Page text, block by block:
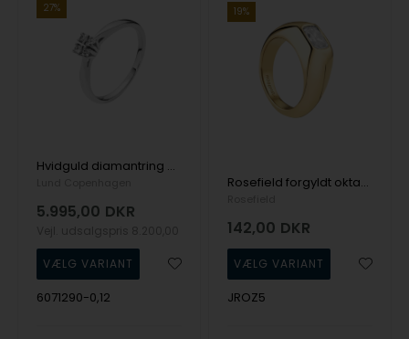
27%
Hvidguld diamantring med 4 diamanter, 0,12 ct fra Lund Copenhagen
5.995,00 DKR
6071290-0,12
19%
Rosefield forgyldt oktavisk ring med zirkonia
142,00 DKR
JROZ5